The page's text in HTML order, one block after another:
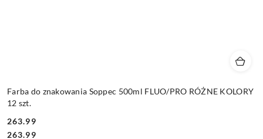
Farba do znakowania Soppec 500ml FLUO/PRO RÓŻNE KOLORY
12 szt.
Cena:
263.99
Cena:
263.99